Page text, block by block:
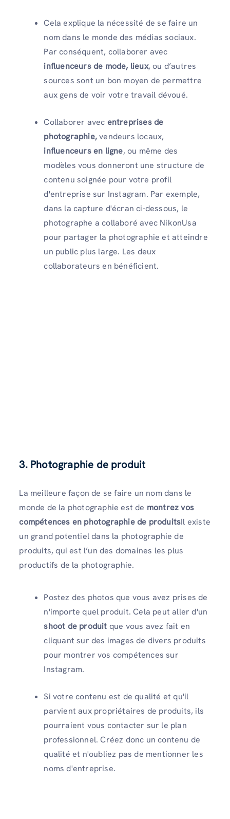
Cela explique la nécessité de se faire un
nom dans le monde des médias sociaux.
Par conséquent, collaborer avec
influenceurs de mode, lieux, ou d’autres
sources sont un bon moyen de permettre
aux gens de voir votre travail dévoué.
Collaborer avec entreprises de
photographie,vendeurs locaux,
influenceurs en ligne, ou même des
modèles vous donneront une structure de
contenu soignée pour votre profil
d'entreprise sur Instagram. Par exemple,
dans la capture d'écran ci-dessous, le
photographe a collaboré avec NikonUsa
pour partager la photographie et atteindre
un public plus large. Les deux
collaborateurs en bénéficient.
3. Photographie de produit
La meilleure façon de se faire un nom dans le
monde de la photographie est de montrez vos
compétences en photographie de produitsIl existe
un grand potentiel dans la photographie de
produits, qui est l’un des domaines les plus
productifs de la photographie.
Postez des photos que vous avez prises de
n'importe quel produit. Cela peut aller d'un
shoot de produit que vous avez fait en
cliquant sur des images de divers produits
pour montrer vos compétences sur
Instagram.
Si votre contenu est de qualité et qu'il
parvient aux propriétaires de produits, ils
pourraient vous contacter sur le plan
professionnel. Créez donc un contenu de
qualité et n'oubliez pas de mentionner les
noms d'entreprise.